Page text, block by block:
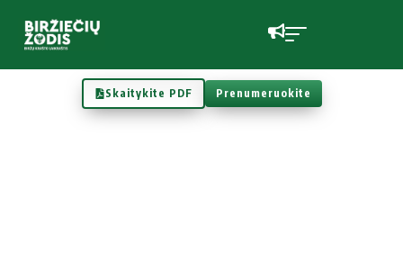
Skaitykite PDF Prenumeruokite